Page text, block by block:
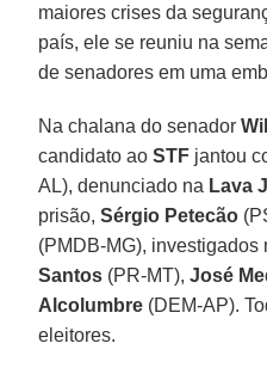
maiores crises da
país, ele se reuniu na
de senadores em uma
Na chalana do senador
candidato aoSTF jantou
AL), denunciado na Lava
prisão,Sérgio Petecão
(PMDB-MG),
Santos (PR-MT),José
Alcolumbre (DEM-AP).
eleitores.